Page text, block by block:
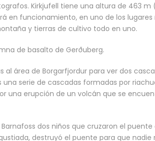
Kirkjufell tiene una altura de 463 m
en funcionamiento, en uno de los
y tierras de cultivo todo en uno.
de basalto de Gerðuberg.
al área de Borgarfjordur para ver dos
una serie de cascadas formadas por
una erupción de un volcán que se
dos niños que cruzaron el
destruyó el puente para que